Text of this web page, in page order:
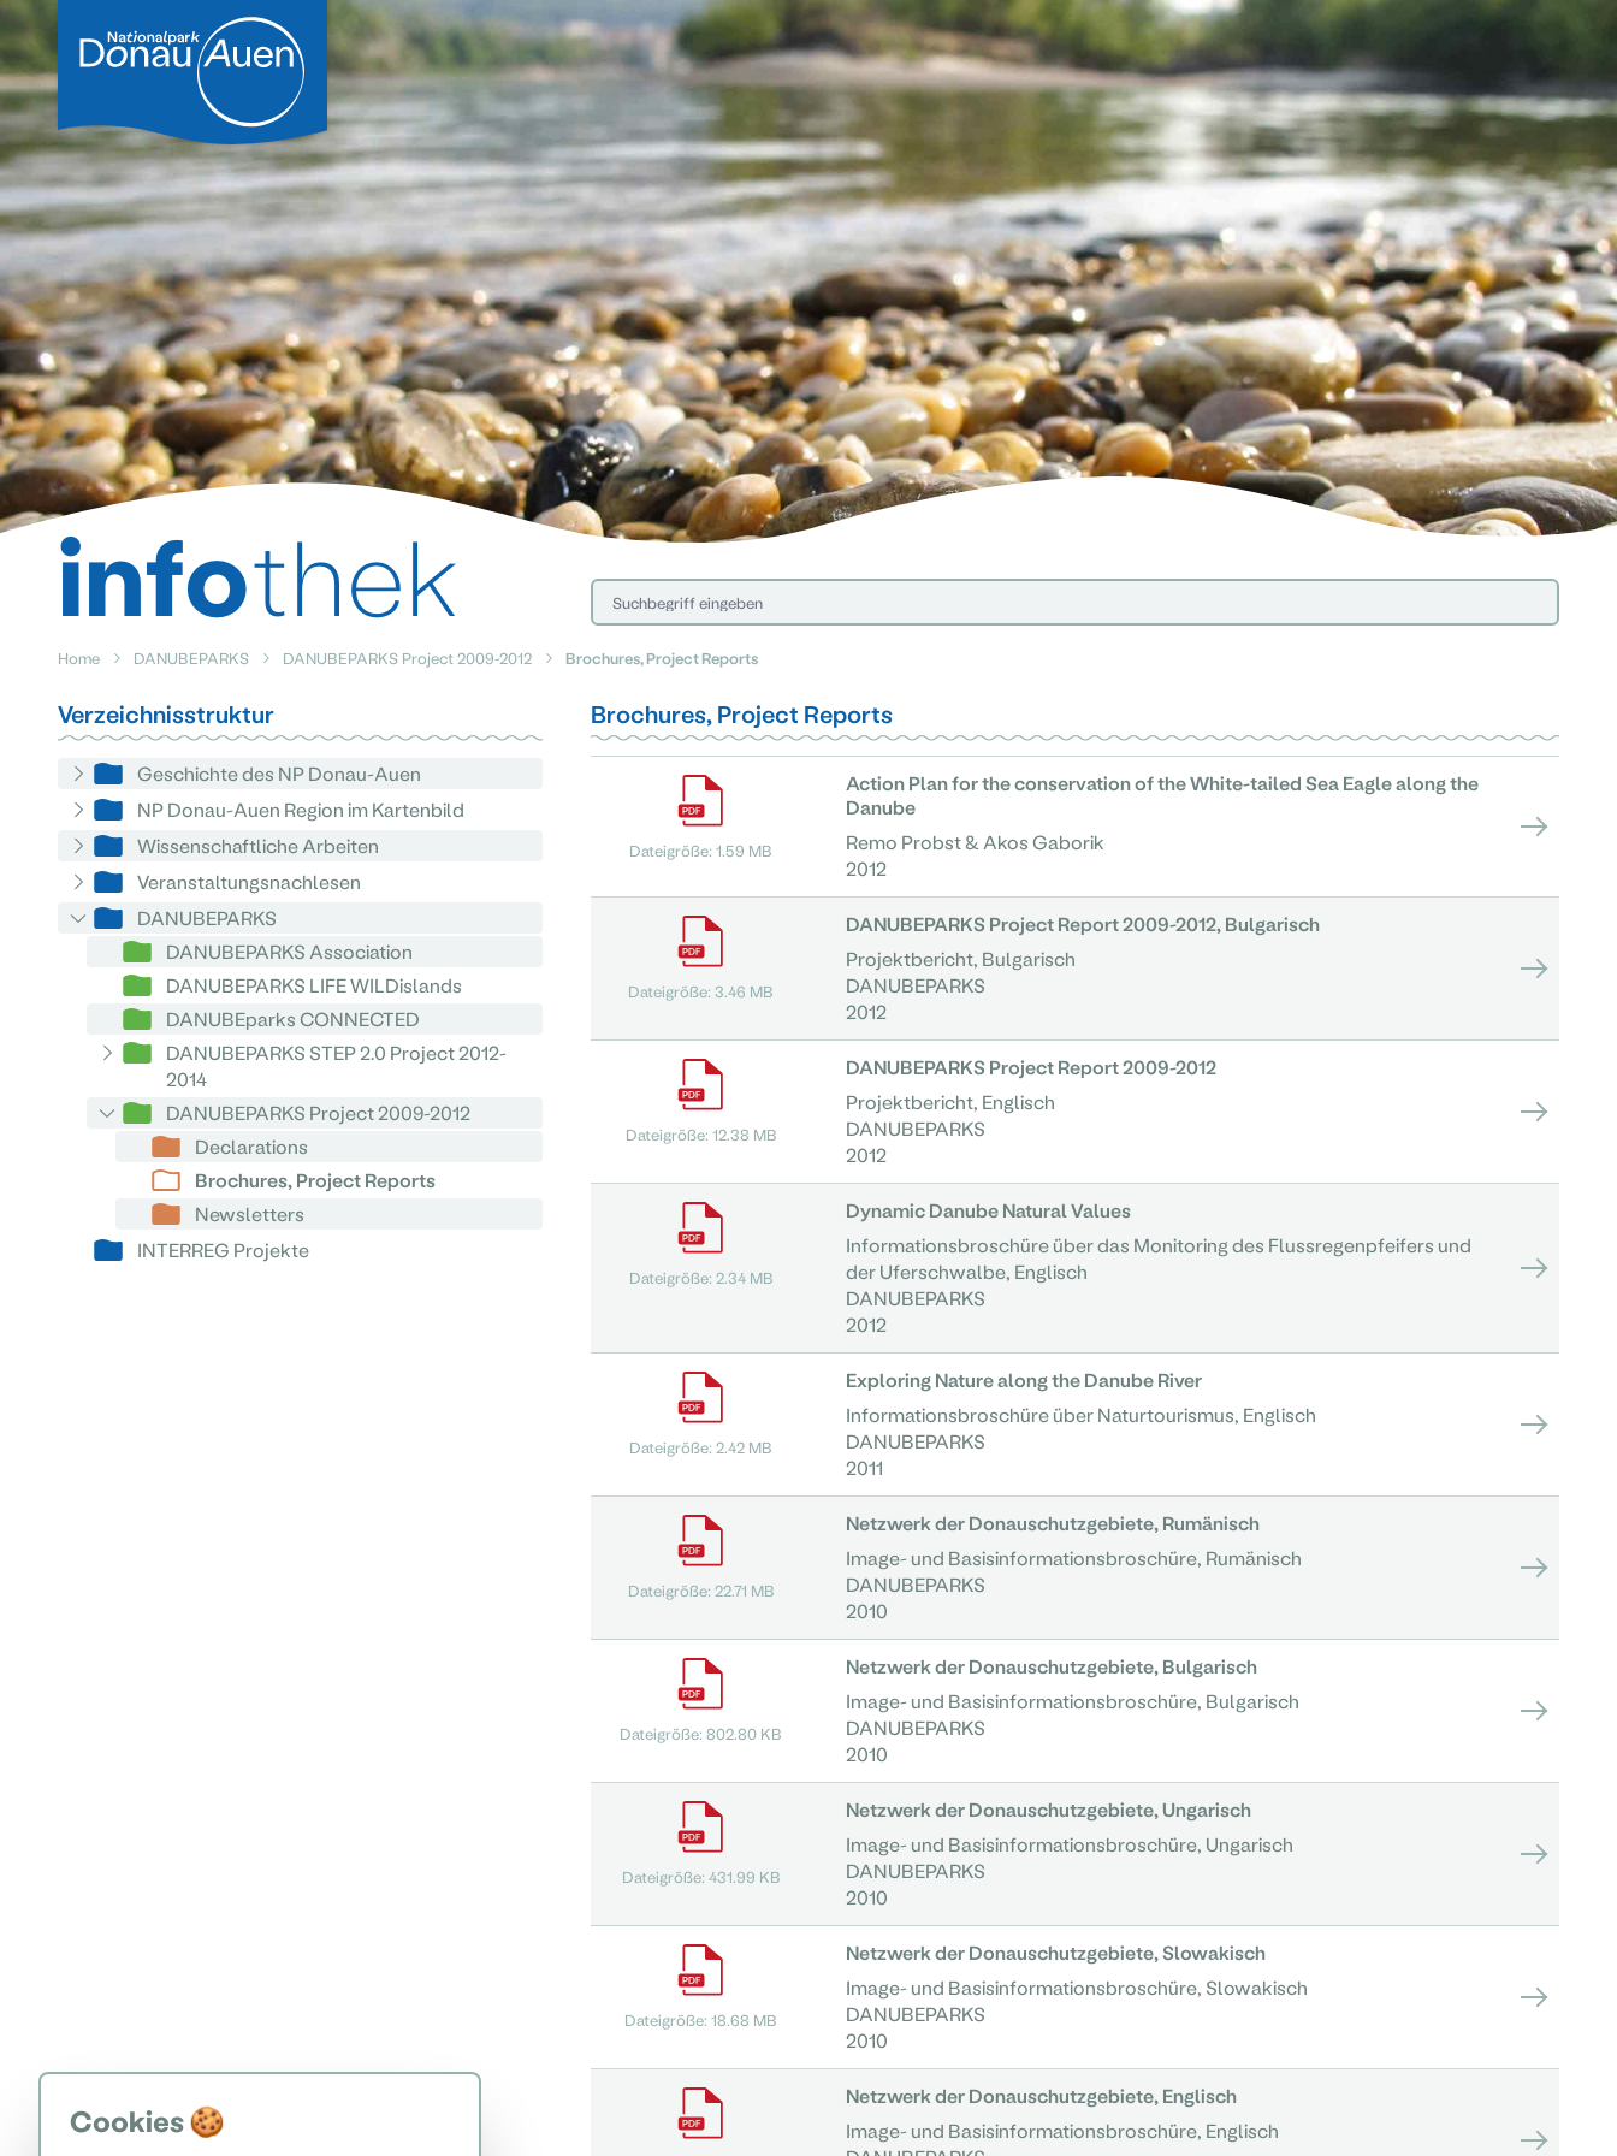
Cookies 🍪
infothek
Home DANUBEPARKS DANUBEPARKS Project 2009-2012 Brochures, Project Reports
Verzeichnisstruktur
Geschichte des NP Donau-Auen
NP Donau-Auen Region im Kartenbild
Wissenschaftliche Arbeiten
Veranstaltungsnachlesen
DANUBEPARKS
DANUBEPARKS Association
DANUBEPARKS LIFE WILDislands
DANUBEparks CONNECTED
DANUBEPARKS STEP 2.0 Project 2012-
2014
DANUBEPARKS Project 2009-2012
Declarations
Brochures, Project Reports
Newsletters
INTERREG Projekte
Brochures, Project Reports
Dateigröße: 1.59 MB
Action Plan for the conservation of the White-tailed Sea Eagle along the
Danube
Remo Probst & Akos Gaborik
2012
Dateigröße: 3.46 MB
DANUBEPARKS Project Report 2009-2012, Bulgarisch
Projektbericht, Bulgarisch
DANUBEPARKS
2012
Dateigröße: 12.38 MB
DANUBEPARKS Project Report 2009-2012
Projektbericht, Englisch
DANUBEPARKS
2012
Dateigröße: 2.34 MB
Dynamic Danube Natural Values
Informationsbroschüre über das Monitoring des Flussregenpfeifers und
der Uferschwalbe, Englisch
DANUBEPARKS
2012
Dateigröße: 2.42 MB
Exploring Nature along the Danube River
Informationsbroschüre über Naturtourismus, Englisch
DANUBEPARKS
2011
Dateigröße: 22.71 MB
Netzwerk der Donauschutzgebiete, Rumänisch
Image- und Basisinformationsbroschüre, Rumänisch
DANUBEPARKS
2010
Dateigröße: 802.80 KB
Netzwerk der Donauschutzgebiete, Bulgarisch
Image- und Basisinformationsbroschüre, Bulgarisch
DANUBEPARKS
2010
Dateigröße: 431.99 KB
Netzwerk der Donauschutzgebiete, Ungarisch
Image- und Basisinformationsbroschüre, Ungarisch
DANUBEPARKS
2010
Dateigröße: 18.68 MB
Netzwerk der Donauschutzgebiete, Slowakisch
Image- und Basisinformationsbroschüre, Slowakisch
DANUBEPARKS
2010
Netzwerk der Donauschutzgebiete, Englisch
Image- und Basisinformationsbroschüre, Englisch